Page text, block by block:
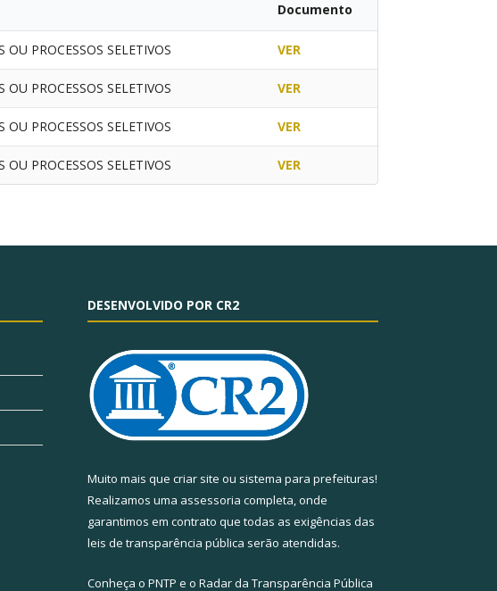
Documento
PROCESSOS SELETIVOS VER
PROCESSOS SELETIVOS VER
PROCESSOS SELETIVOS VER
PROCESSOS SELETIVOS VER
DESENVOLVIDO POR CR2
Muito mais que criar site ou sistema para prefeituras!
Realizamos uma assessoria completa, onde
garantimos em contrato que todas as exigências das
leis de transparência pública serão atendidas.
Conheça o PNTP e o Radar da Transparência Pública